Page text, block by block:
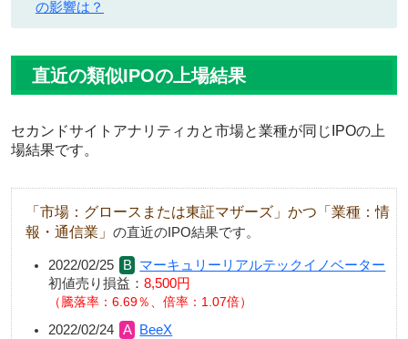
の影響は？
直近の類似IPOの上場結果
セカンドサイトアナリティカと市場と業種が同じIPOの上
場結果です。
「市場：グロースまたは東証マザーズ」かつ「業種：情
報・通信業」 の直近のIPO結果です。
2022/02/25
マーキュリーリアルテックイノベーター
初値売り損益： 8,500円
騰落率：6.69％、倍率：1.07倍
2022/02/24
BeeX